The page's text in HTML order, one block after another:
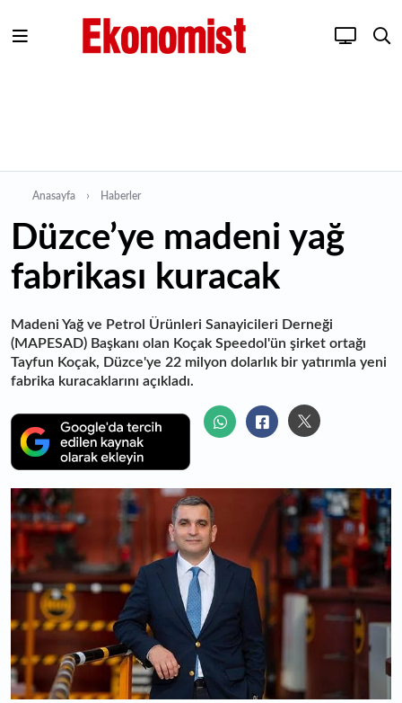
Anasayfa Haberler
Düzce’ye madeni yağ
fabrikası kuracak
Madeni Yağ ve Petrol Ürünleri Sanayicileri Derneği
(MAPESAD) Başkanı olan Koçak Speedol'ün şirket ortağı
Tayfun Koçak, Düzce'ye 22 milyon dolarlık bir yatırımla yeni
fabrika kuracaklarını açıkladı.